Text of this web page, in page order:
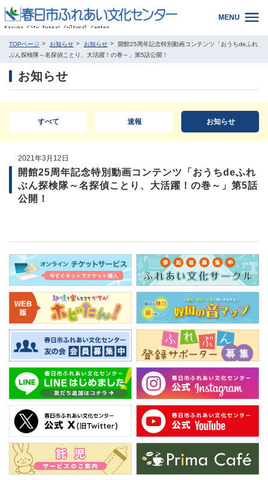
MENU
TOPページ お知らせ お知らせ
開館25周年記念特別動画コンテンツ「おうちdeふれ
ぶん探検隊～名探偵ことり、大活躍！の巻～」第5話公開！
お知らせ
すべて 速報 お知らせ
2021年3月12日
開館25周年記念特別動画コンテンツ「おうちdeふれ
ぶん探検隊～名探偵ことり、大活躍！の巻～」第5話
公開！